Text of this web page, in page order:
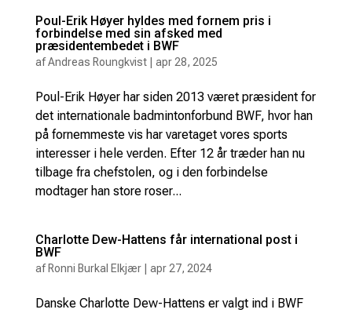
Poul-Erik Høyer hyldes med fornem pris i
forbindelse med sin afsked med
præsidentembedet i BWF
afAndreas Roungkvist| apr 28, 2025
Poul-Erik Høyer har siden 2013 været præsident for
det internationale badmintonforbund BWF, hvor han
på fornemmeste vis har varetaget vores sports
interesser i hele verden. Efter 12 år træder han nu
tilbage fra chefstolen, og i den forbindelse
modtager han store roser...
Charlotte Dew-Hattens får international post i
BWF
af Ronni Burkal Elkjær| apr 27, 2024
Danske Charlotte Dew-Hattens er valgt ind i BWF